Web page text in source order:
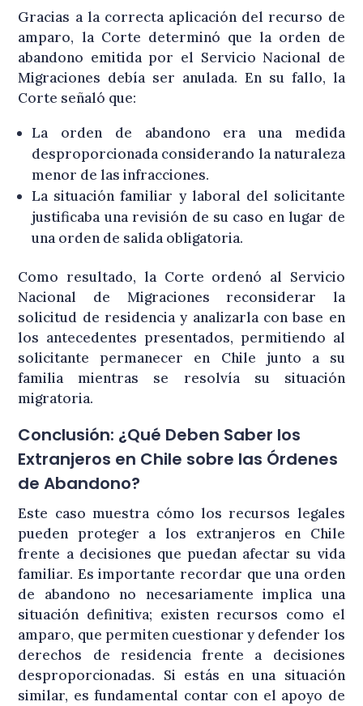
Gracias a la correcta aplicación del recurso de
amparo, la Corte determinó que la orden de
abandono emitida por el Servicio Nacional de
Migraciones debía ser anulada. En su fallo, la
Corte señaló que:
La orden de abandono era una medida
desproporcionada considerando la naturaleza
menor de las infracciones.
La situación familiar y laboral del solicitante
justificaba una revisión de su caso en lugar de
una orden de salida obligatoria.
Como resultado, la Corte ordenó al Servicio
Nacional de Migraciones reconsiderar la
solicitud de residencia y analizarla con base en
los antecedentes presentados, permitiendo al
solicitante permanecer en Chile junto a su
familia mientras se resolvía su situación
migratoria.
Conclusión: ¿Qué Deben Saber los
Extranjeros en Chile sobre las Órdenes
de Abandono?
Este caso muestra cómo los recursos legales
pueden proteger a los extranjeros en Chile
frente a decisiones que puedan afectar su vida
familiar. Es importante recordar que una orden
de abandono no necesariamente implica una
situación definitiva; existen recursos como el
amparo, que permiten cuestionar y defender los
derechos de residencia frente a decisiones
desproporcionadas. Si estás en una situación
similar, es fundamental contar con el apoyo de